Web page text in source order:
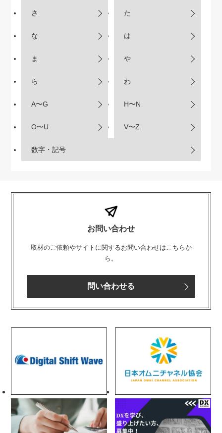
さ た
な は
ま や
ら わ
A〜G H〜N
O〜U V〜Z
数字・記号
お問い合わせ
取材のご依頼やサイトに関するお問い合わせはこちらか
ら。
問い合わせる